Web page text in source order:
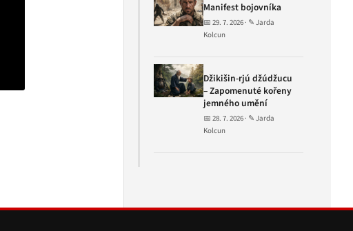
Manifest bojovníka
📅 29. 7. 2026 · ✎ Jarda
Kolcun
Džikišin-rjú džúdžucu
– Zapomenuté kořeny
jemného umění
📅 28. 7. 2026 · ✎ Jarda
Kolcun